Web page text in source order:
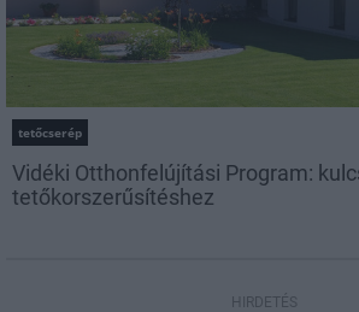
tetőcserép
Vidéki Otthonfelújítási Program:
tetőkorszerűsítéshez
HIRDETÉS